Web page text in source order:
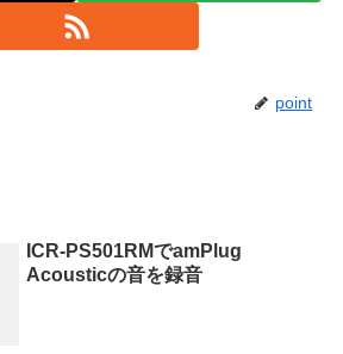
point
ICR-PS501RMでamPlug
Acousticの音を録音